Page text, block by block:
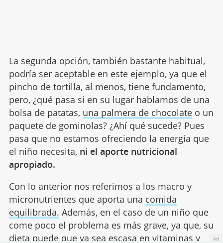
La segunda opción, también bastante habitual,
podría ser aceptable en este ejemplo, ya que el
pincho de tortilla, al menos, tiene fundamento,
pero, ¿qué pasa si en su lugar hablamos de una
bolsa de patatas, una palmera de chocolateo un
paquete de gominolas? ¿Ahí qué sucede? Pues
pasa que no estamos ofreciendo la energía que
el niño necesita, ni el aporte nutricional
apropiado.
Con lo anterior nos referimos a los macro y
micronutrientes que aporta una comida
equilibrada. Además, en el caso de un niño que
come poco el problema es más grave, ya que, su
dieta puede que ya sea escasa en vitaminas y
Ad